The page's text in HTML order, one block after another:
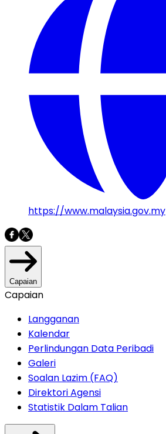
https://www.malaysia.gov.my
Capaian
Capaian
Langganan
Kalendar
Perlindungan Data Peribadi
Galeri
Soalan Lazim (FAQ)
Direktori Agensi
Statistik Dalam Talian